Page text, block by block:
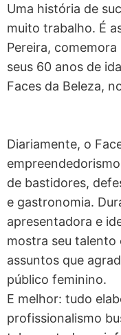
Uma história de
muito trabalho. É
Pereira,
seus 60 anos de
Faces da Beleza,
Diariamente, o
de bastidores,
e gastronomia.
apresentadora e
mostra seu talento
assuntos que
público feminino.
E melhor: tudo
profissionalismo